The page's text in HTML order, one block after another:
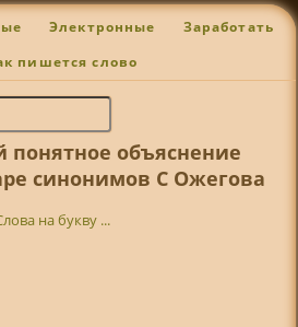
Электронные Заработать
пишется слово
объяснение
синонимов С Ожегова
на букву ...